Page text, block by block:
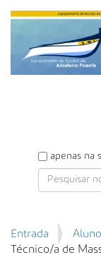
P
e
i
s
apenas na
P
e
Entrada
Técnico/a de